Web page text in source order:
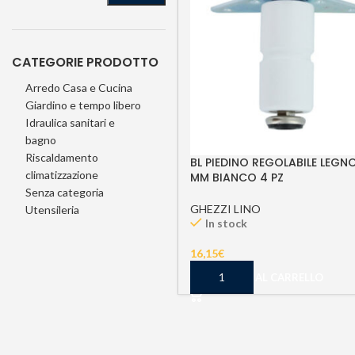
CATEGORIE PRODOTTO
Arredo Casa e Cucina
Giardino e tempo libero
Idraulica sanitari e
bagno
Riscaldamento
climatizzazione
Senza categoria
Utensileria
BL PIEDINO REGOLABILE
MM BIANCO 4 PZ
GHEZZI LINO
In stock
16,15€
AGGIUNGI AL CARRELLO